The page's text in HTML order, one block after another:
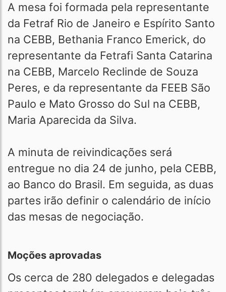
A mesa foi formada pela representante
da Fetraf Rio de Janeiro e Espírito Santo
na CEBB, Bethania Franco Emerick, do
representante da Fetrafi Santa Catarina
na CEBB, Marcelo Reclinde de Souza
Peres, e da representante da FEEB São
Paulo e Mato Grosso do Sul na CEBB,
Maria Aparecida da Silva.
A minuta de reivindicações será
entregue no dia 24 de junho, pela CEBB,
ao Banco do Brasil. Em seguida, as duas
partes irão definir o calendário de início
das mesas de negociação.
Moções aprovadas
Os cerca de 280 delegados e delegadas